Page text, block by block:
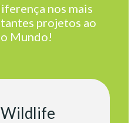
nos mais
projetos ao
Mundo!
Wildlife